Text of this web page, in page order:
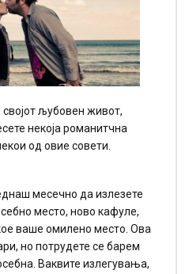
љубовен живот,
некоја романитчна
од овие совети.
месечно да излезете
место, ново кафуле,
ваше омилено место. Ова
но потрудете се барем
Ваквите излегувања,